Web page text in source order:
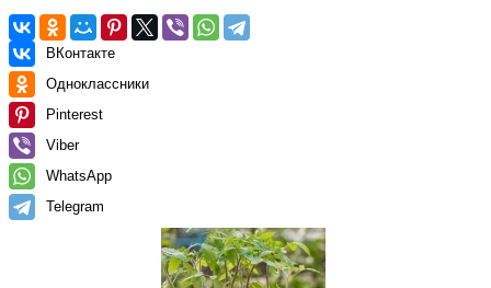
ВКонтакте
Одноклассники
Pinterest
Viber
WhatsApp
Telegram